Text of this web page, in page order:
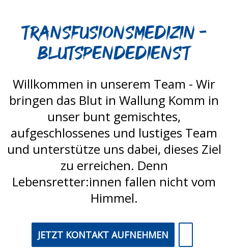
Transfusionsmedizin -
Blutspendedienst
Willkommen in unserem Team - Wir
bringen das Blut in Wallung Komm in
unser bunt gemischtes,
aufgeschlossenes und lustiges Team
und unterstütze uns dabei, dieses Ziel
zu erreichen. Denn
Lebensretter:innen fallen nicht vom
Himmel.
JETZT KONTAKT AUFNEHMEN